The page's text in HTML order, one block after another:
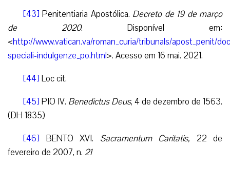
[43] Penitentiaria Apostólica. Decreto de 19 de março
de 2020. Disponível em:
<http://www.vatican.va/roman_curia/tribunals/apost_penit/
speciali-indulgenze_po.html>. Acesso em 16 mai. 2021.
[44] Loc cit.
[45] PIO IV. Benedictus Deus, 4 de dezembro de 1563.
(DH 1835)
[46] BENTO XVI. Sacramentum Caritatis, 22 de
fevereiro de 2007, n. 21